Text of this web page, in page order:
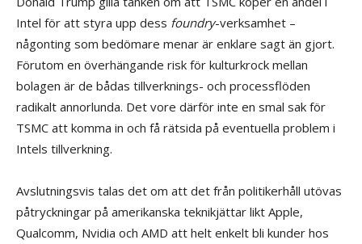
Intel för att styra upp dess foundry-verksamhet –
någonting som bedömare menar är enklare sagt än gjort.
Förutom en överhängande risk för kulturkrock mellan
bolagen är de bådas tillverknings- och processflöden
radikalt annorlunda. Det vore därför inte en smal sak för
TSMC att komma in och få rätsida på eventuella problem i
Intels tillverkning.
Avslutningsvis talas det om att det från politikerhåll utövas
påtryckningar på amerikanska teknikjättar likt Apple,
Qualcomm, Nvidia och AMD att helt enkelt bli kunder hos